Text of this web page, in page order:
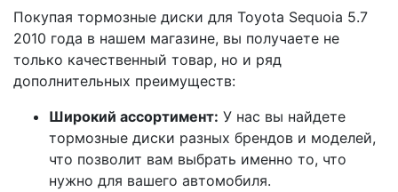
Покупая тормозные диски для Toyota Sequoia 5.7
2010 года в нашем магазине, вы получаете не
только качественный товар, но и ряд
дополнительных преимуществ:
Широкий ассортимент: У нас вы найдете
тормозные диски разных брендов и моделей,
что позволит вам выбрать именно то, что
нужно для вашего автомобиля.